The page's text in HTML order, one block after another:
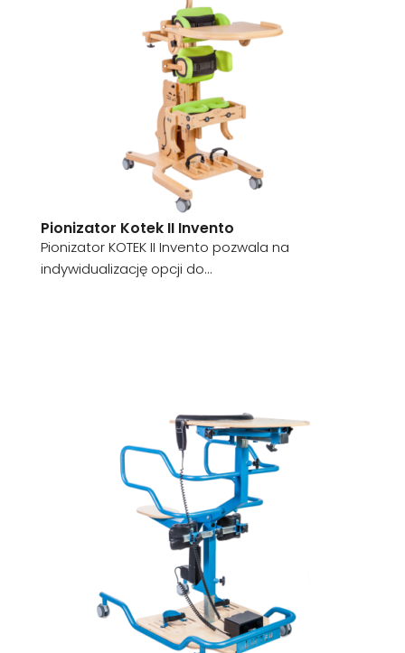
Pionizator Kotek II Invento
Pionizator KOTEK II Invento pozwala na
indywidualizację opcji do...